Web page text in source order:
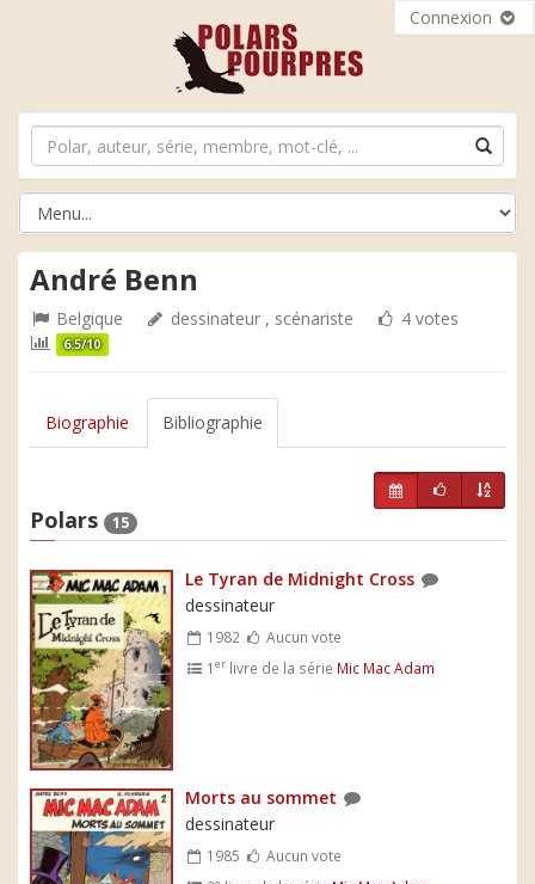
Connexion
André Benn
Belgique dessinateur , scénariste 4 votes
6.5/10
Biographie Bibliographie
Polars 15
Le Tyran de Midnight Cross
dessinateur
1982
Aucun vote
1er livre de la série Mic Mac Adam
Morts au sommet
dessinateur
1985
Aucun vote